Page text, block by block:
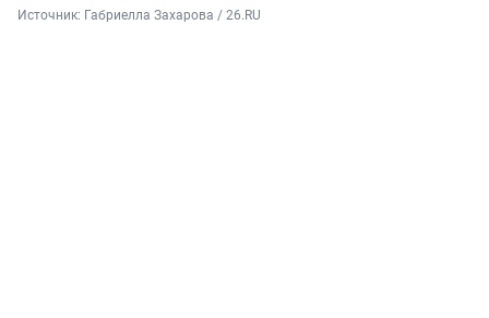
Источник: Габриелла Захарова / 26.RU